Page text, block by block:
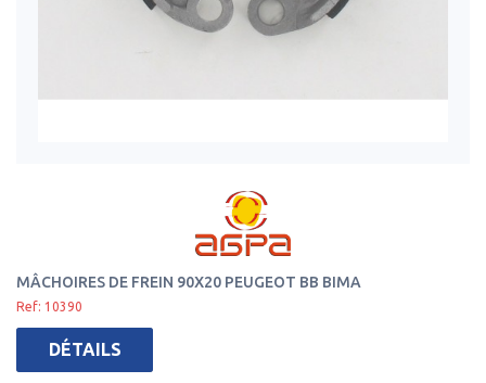
MÂCHOIRES DE FREIN 90X20 PEUGEOT BB BIMA
Ref: 10390
DÉTAILS